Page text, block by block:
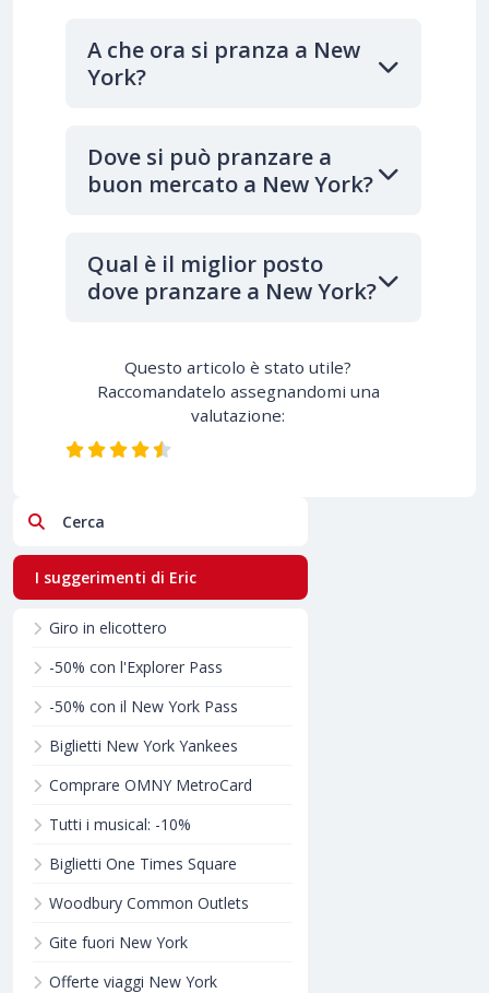
A che ora si pranza a New
York?
Dove si può pranzare a
buon mercato a New York?
Qual è il miglior posto
dove pranzare a New York?
Questo articolo è stato utile?
Raccomandatelo assegnandomi una
valutazione:
Cerca
I suggerimenti di Eric
Giro in elicottero
-50% con l'Explorer Pass
-50% con il New York Pass
Biglietti New York Yankees
Comprare OMNY MetroCard
Tutti i musical: -10%
Biglietti One Times Square
Woodbury Common Outlets
Gite fuori New York
Offerte viaggi New York